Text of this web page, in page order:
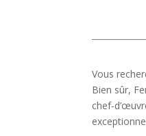
Vous
Bien sûr,
chef-